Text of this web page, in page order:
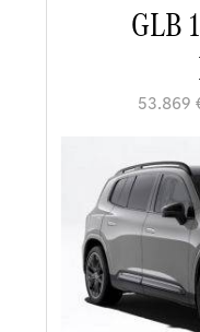
En savoir
Faire un
GLB
53.869